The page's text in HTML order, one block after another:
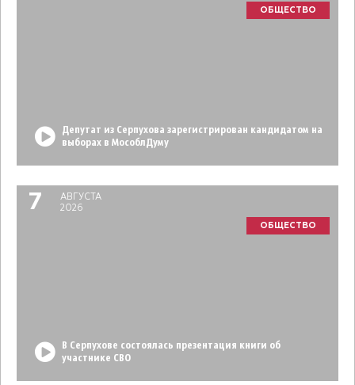
ОБЩЕСТВО
Депутат из Серпухова зарегистрирован кандидатом на
выборах в МособлДуму
7
АВГУСТА
2026
ОБЩЕСТВО
В Серпухове состоялась презентация книги об
участнике СВО